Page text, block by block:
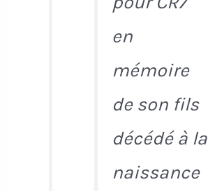
en
mémoire
de son fils
décédé à la
naissance